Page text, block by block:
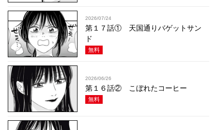
2026/07/24
第１７話① 天国通りバゲットサン
ド
無料
2026/06/26
第１６話② こぼれたコーヒー
無料